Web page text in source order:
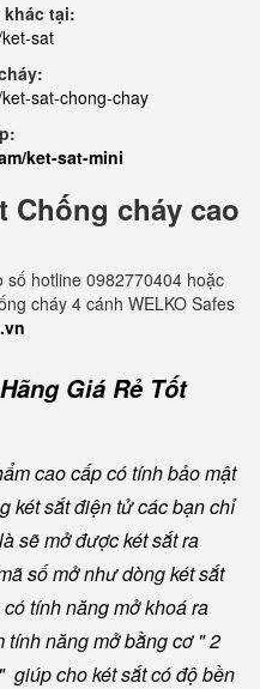
khác tại:
sat
sat-chong-chay
ket-sat-mini
Chống cháy cao
hotline 0982770404 hoặc
cháy 4 cánh WELKO Safes
Giá Rẻ Tốt
cao cấp có tính bảo mật
két sắt điện tử các bạn chỉ
sẽ mở được két sắt ra
số mở như dòng két sắt
tính năng mở khoá ra
tính năng mở bằng cơ " 2
giúp cho két sắt có độ bền